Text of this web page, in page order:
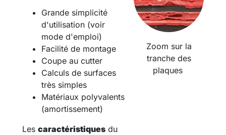
Grande simplicité
d'utilisation (voir
mode d'emploi)
Facilité de montage
Coupe au cutter
Calculs de surfaces
très simples
Matériaux polyvalents
(amortissement)
Les caractéristiques du
Zoom sur la
tranche des
plaques